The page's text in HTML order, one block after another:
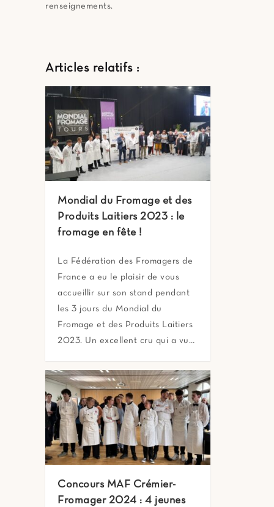
renseignements.
Articles relatifs :
Mondial du Fromage et des
Produits Laitiers 2023 : le
fromage en fête !
La Fédération des Fromagers de
France a eu le plaisir de vous
accueillir sur son stand pendant
les 3 jours du Mondial du
Fromage et des Produits Laitiers
2023. Un excellent cru qui a vu…
Concours MAF Crémier-
Fromager 2024 : 4 jeunes